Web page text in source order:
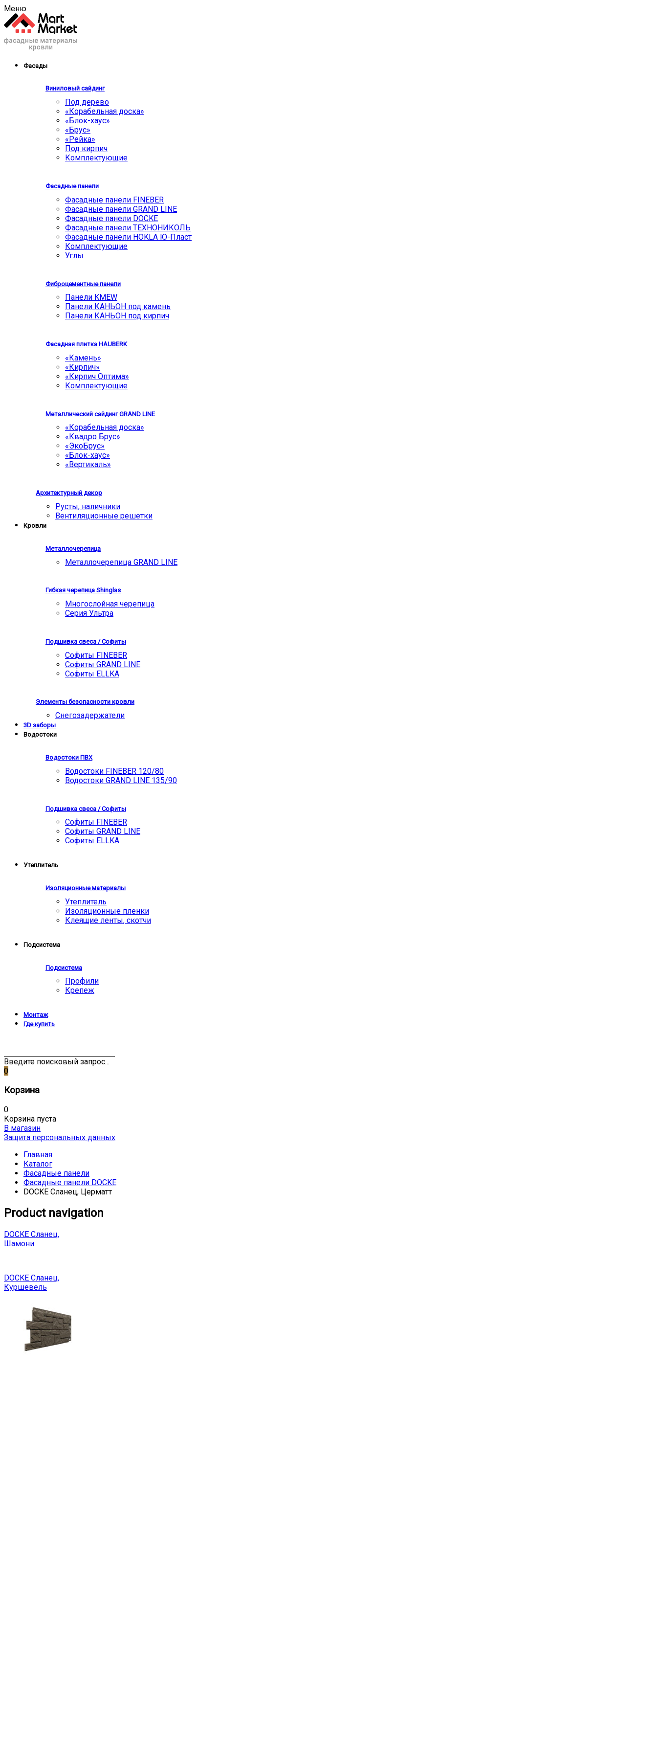
Меню
Фасады
Виниловый сайдинг
Под дерево
«Корабельная доска»
«Блок-хаус»
«Брус»
«Рейка»
Под кирпич
Комплектующие
Фасадные панели
Фасадные панели FINEBER
Фасадные панели GRAND LINE
Фасадные панели DOCKE
Фасадные панели ТЕХНОНИКОЛЬ
Фасадные панели HOKLA Ю-Пласт
Комплектующие
Углы
Фиброцементные панели
Панели KMEW
Панели КАНЬОН под камень
Панели КАНЬОН под кирпич
Фасадная плитка HAUBERK
«Камень»
«Кирпич»
«Кирпич Оптима»
Комплектующие
Металлический сайдинг GRAND LINE
«Корабельная доска»
«Квадро Брус»
«ЭкоБрус»
«Блок-хаус»
«Вертикаль»
Архитектурный декор
Русты, наличники
Вентиляционные решетки
Кровли
Металлочерепица
Металлочерепица GRAND LINE
Гибкая черепица Shinglas
Многослойная черепица
Серия Ультра
Подшивка свеса / Софиты
Софиты FINEBER
Софиты GRAND LINE
Софиты ELLKA
Элементы безопасности кровли
Снегозадержатели
3D заборы
Водостоки
Водостоки ПВХ
Водостоки FINEBER 120/80
Водостоки GRAND LINE 135/90
Подшивка свеса / Софиты
Софиты FINEBER
Софиты GRAND LINE
Софиты ELLKA
Утеплитель
Изоляционные материалы
Утеплитель
Изоляционные пленки
Клеящие ленты, скотчи
Подсистема
Подсистема
Профили
Крепеж
Монтаж
Где купить
Введите поисковый запрос...
0
Корзина
0
Корзина пуста
В магазин
Защита персональных данных
Главная
Каталог
Фасадные панели
Фасадные панели DOCKE
DOCKE Сланец, Церматт
Product navigation
DOCKE Сланец,
Шамони
DOCKE Сланец,
Куршевель